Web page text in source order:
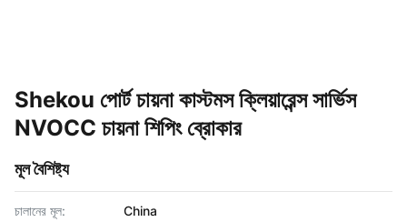
Shekou পোর্ট চায়না কাস্টমস ক্লিয়ারেন্স সার্ভিস
NVOCC চায়না শিপিং ব্রোকার
মূল বৈশিষ্ট্য
চালানের মূল:
China